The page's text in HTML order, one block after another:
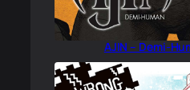
AJIN – Demi-